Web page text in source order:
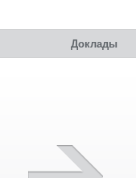
Доклады